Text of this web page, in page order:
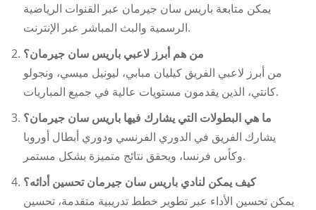
يمكن متابعة باريس سان جيرمان عبر القنوات الرياضية
الرسمية والبث المباشر عبر الإنترنت.
من هم أبرز لاعبي باريس سان جيرمان؟
من أبرز لاعبي الفريق كيليان مبابي، ليونيل ميسي، ونجولو
كانتي، الذين يقدمون مستويات عالية في جميع المباريات.
ما هي البطولات التي يشارك فيها باريس سان جيرمان؟
يشارك الفريق في الدوري الفرنسي ودوري أبطال أوروبا
وكأس فرنسا، ويحقق نتائج متميزة بشكل مستمر.
كيف يمكن لنادي باريس سان جيرمان تحسين أدائه؟
يمكن تحسين الأداء عبر تطوير خطط تدريبية متقدمة، تحسين